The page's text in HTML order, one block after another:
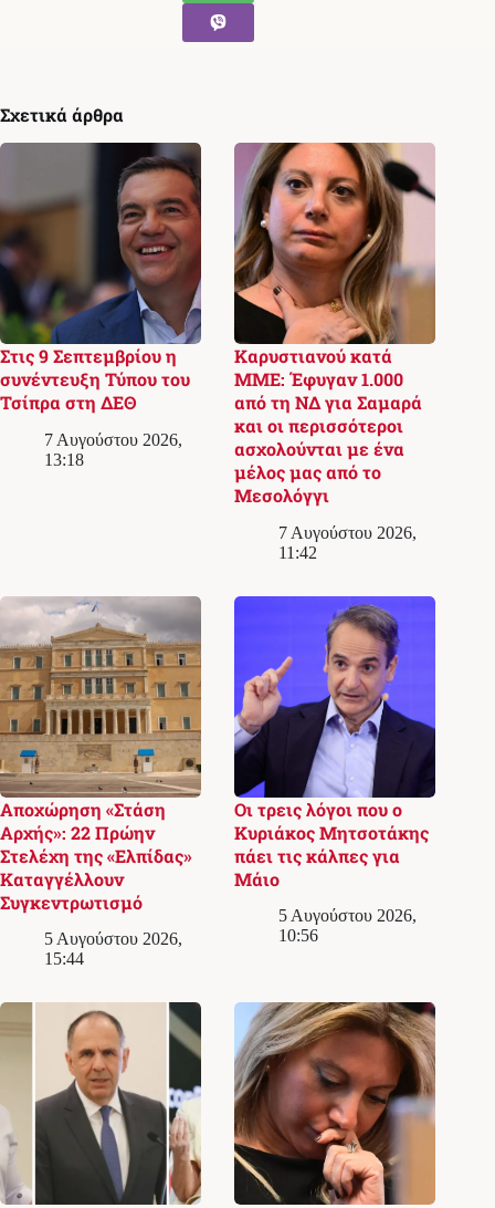
Σχετικά άρθρα
Στις 9 Σεπτεμβρίου η
συνέντευξη Τύπου του
Τσίπρα στη ΔΕΘ
7 Αυγούστου 2026,
13:18
Καρυστιανού κατά
ΜΜΕ: Έφυγαν 1.000
από τη ΝΔ για Σαμαρά
και οι περισσότεροι
ασχολούνται με ένα
μέλος μας από το
Μεσολόγγι
7 Αυγούστου 2026,
11:42
Αποχώρηση «Στάση
Αρχής»: 22 Πρώην
Στελέχη της «Ελπίδας»
Καταγγέλλουν
Συγκεντρωτισμό
5 Αυγούστου 2026,
15:44
Οι τρεις λόγοι που ο
Κυριάκος Μητσοτάκης
πάει τις κάλπες για
Μάιο
5 Αυγούστου 2026,
10:56